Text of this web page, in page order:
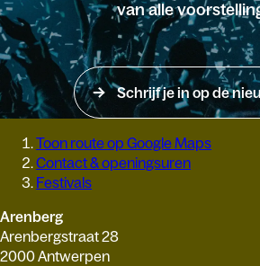
van alle
Schrijf je in op de
Toon route op Google Maps
Contact & openingsuren
Festivals
Arenberg
Arenbergstraat 28
2000 Antwerpen